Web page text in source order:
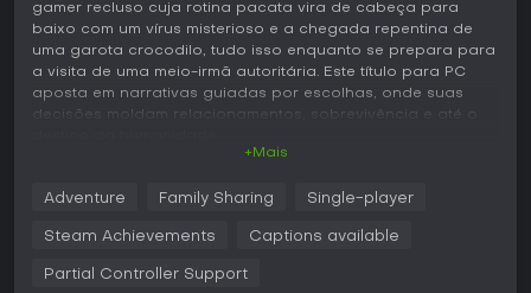
gamer recluso cuja rotina pacata vira de cabeça para
baixo com um vírus misterioso e a chegada repentina de
uma garota crocodilo, tudo isso enquanto se prepara para
a visita de uma meio-irmã autoritária. Este título para PC
aposta em narrativas guiadas por escolhas, onde suas
decisões moldam relacionamentos, sobrevivência e até o
que descamba no caos, com elementos como encontros
amigo online talvez imaginário, obcecado por teorias da
crise, o jogo atrai quem curte histórias centradas em
+Mais
Adventure Family Sharing Single-player
Steam Achievements Captions available
Partial Controller Support